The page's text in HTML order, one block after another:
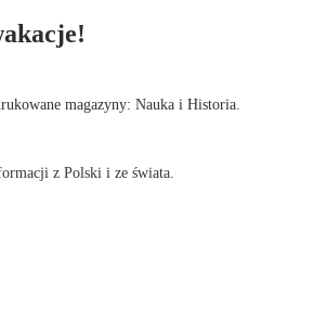
magazyny: Nauka i Historia.
z Polski i ze świata.